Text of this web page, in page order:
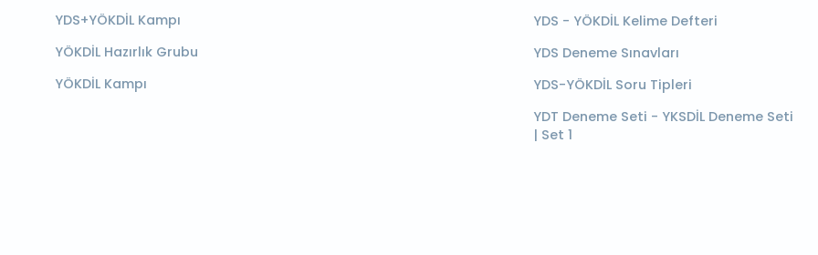
YDS+YÖKDİL Kampı
YÖKDİL Hazırlık Grubu
YÖKDİL Kampı
YDS - YÖKDİL Kelime Defteri
YDS Deneme Sınavları
YDS-YÖKDİL Soru Tipleri
YDT Deneme Seti - YKSDİL Deneme Seti
| Set 1